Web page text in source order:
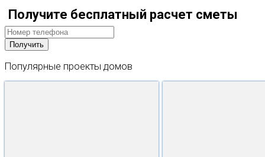
Получите бесплатный расчет сметы
Популярные проекты домов